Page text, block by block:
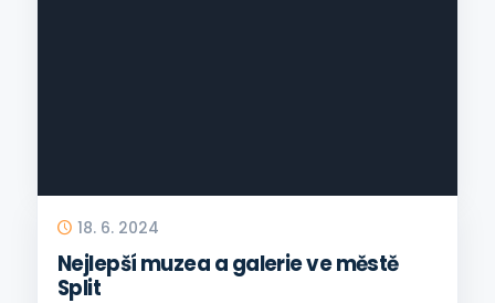
18. 6. 2024
Nejlepší muzea a galerie ve městě
Split